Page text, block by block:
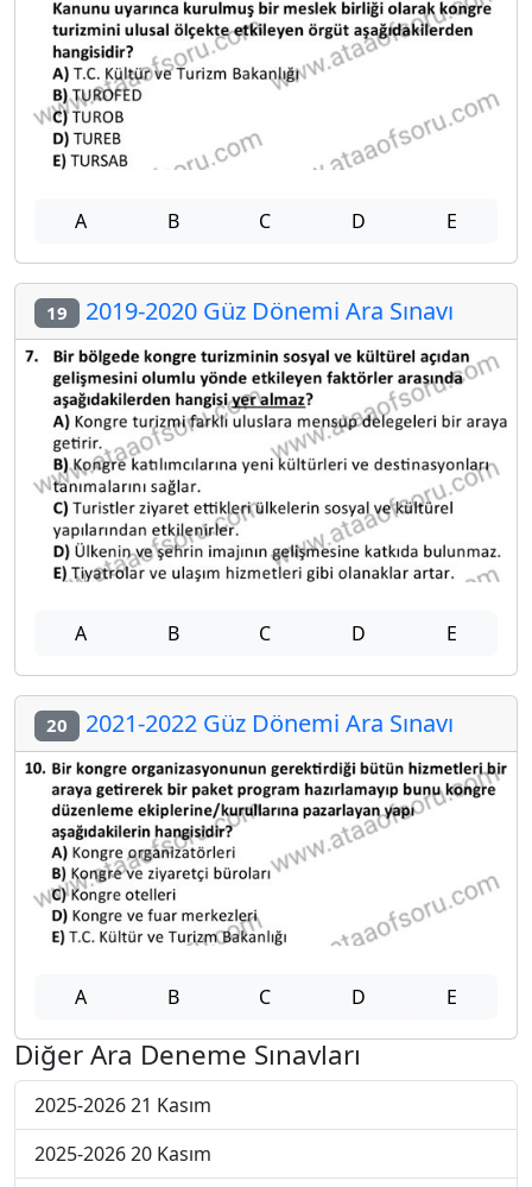
A B C D E
19 2019-2020 Güz Dönemi Ara Sınavı
A B C D E
20 2021-2022 Güz Dönemi Ara Sınavı
A B C D E
Diğer Ara Deneme Sınavları
2025-2026 21 Kasım
2025-2026 20 Kasım